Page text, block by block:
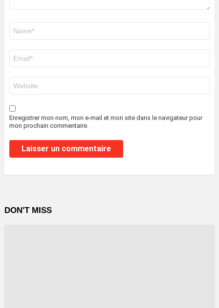
mail
*
web
Enregistrer mon nom, mon e-mail et mon site dans le navigateur pour
mon prochain commentaire.
DON'T MISS